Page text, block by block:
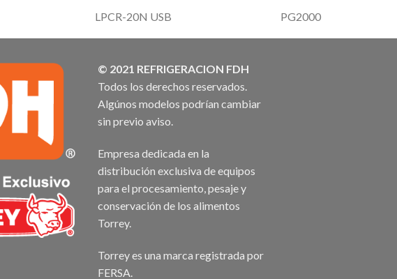
LPCR-20N USB PG2000
© 2021 REFRIGERACION FDH
Todos los derechos reservados.
Algúnos modelos podrían cambiar
sin previo aviso.
Empresa dedicada en la
distribución exclusiva de equipos
para el procesamiento, pesaje y
conservación de los alimentos
Torrey.
Torrey es una marca registrada por
FERSA.